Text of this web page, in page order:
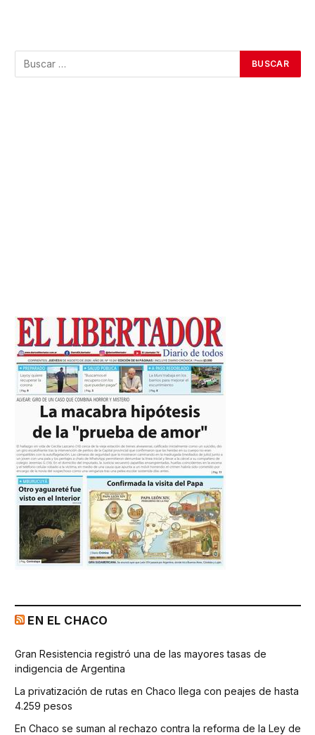
EN EL CHACO
Gran Resistencia registró una de las mayores tasas de
indigencia de Argentina
La privatización de rutas en Chaco llega con peajes de hasta
4.259 pesos
En Chaco se suman al rechazo contra la reforma de la Ley de